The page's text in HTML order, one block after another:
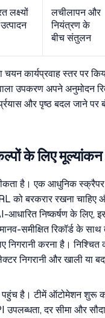
लक्ष्यों
लचीलापन और
नियंत्रण के
बीच संतुलन
कार्यप्रवाह स्तर पर
उपकरण अपने अनुमोदन
और पृष्ठ बदल जाने पर
के लिए
है। एक आधुनिक स्क्रैपर
को बरकरार रखना चाहिए
आधारित निष्कर्षण के लिए,
समीक्षित रिकॉर्ड के
निगरानी करना है।
निगरानी और खाली या
पहुंच है। टीमें ऑटोमेशन शुरू
दर सीमा और सौदा